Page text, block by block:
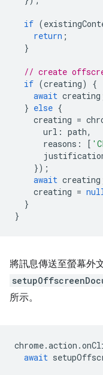
if (
return ;
}
// create
if (creating)
{
await creating
} else {
creating =
url : path,
reasons : [
});
await creating
creating =
}
}
將訊息傳送至螢幕外
所示。
chrome.action .
await